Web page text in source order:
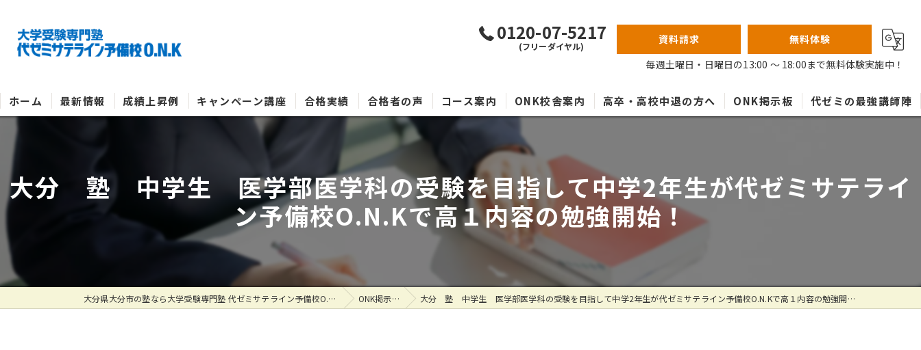
0120-07-5217
(フリーダイヤル)
資料請求
無料体験
毎週土曜日・日曜日の13:00 ～ 18:00まで無料体験実施中！
ホーム 最新情報 成績上昇例 キャンペーン講座 合格実績 合格者の声 コース案内 ONK校舎案内 高卒・高校中退の方へ ONK掲示板 代ゼミの最強講師陣
大分 塾 中学生 医学部医学科の受験を目指して中学2年生が代ゼミサテライ
ン予備校O.N.Kで高１内容の勉強開始！
大分県大分市の塾なら大学受験専門塾 代ゼミサテライン予備校O.N.K ONK掲示板 大分 塾 中学生 医学部医学科の受験を目指して中学2年生が代ゼミサテライン予備校O.N.Kで高１内容の勉強開始！